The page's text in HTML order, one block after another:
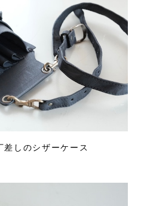
差しのシザーケース